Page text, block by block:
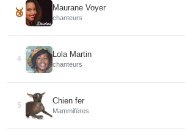
🥉 Maurane Voyer
chanteurs
4
Lola Martin
chanteurs
5
Chien fer
Mammifères